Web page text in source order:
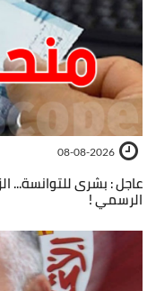
08-08-2026
عاجل : بشرى للتوانسة...
الرسمي !